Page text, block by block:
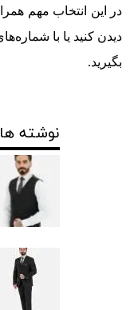
در این انتخاب مهم
بگیرید.
نوشته